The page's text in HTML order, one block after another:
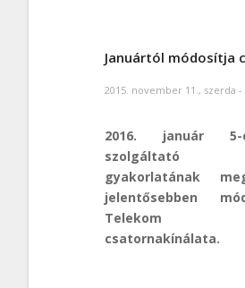
Januártól módosítja
2015. november 11., szerda -
2016. január
szolgáltató
gyakorlatának
jelentősebben
Telekom
csatornakínálata.